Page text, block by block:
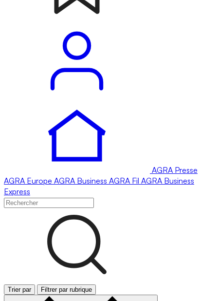
AGRA Presse
AGRA Europe AGRA Business AGRA Fil AGRA Business
Express
Trier par Filtrer par rubrique